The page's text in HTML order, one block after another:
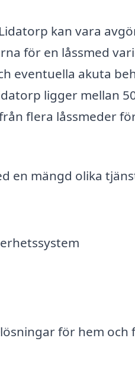
kan vara
för en låssmed
eventuella akuta
ligger mellan
flera låssmeder
en mängd olika
för hem och